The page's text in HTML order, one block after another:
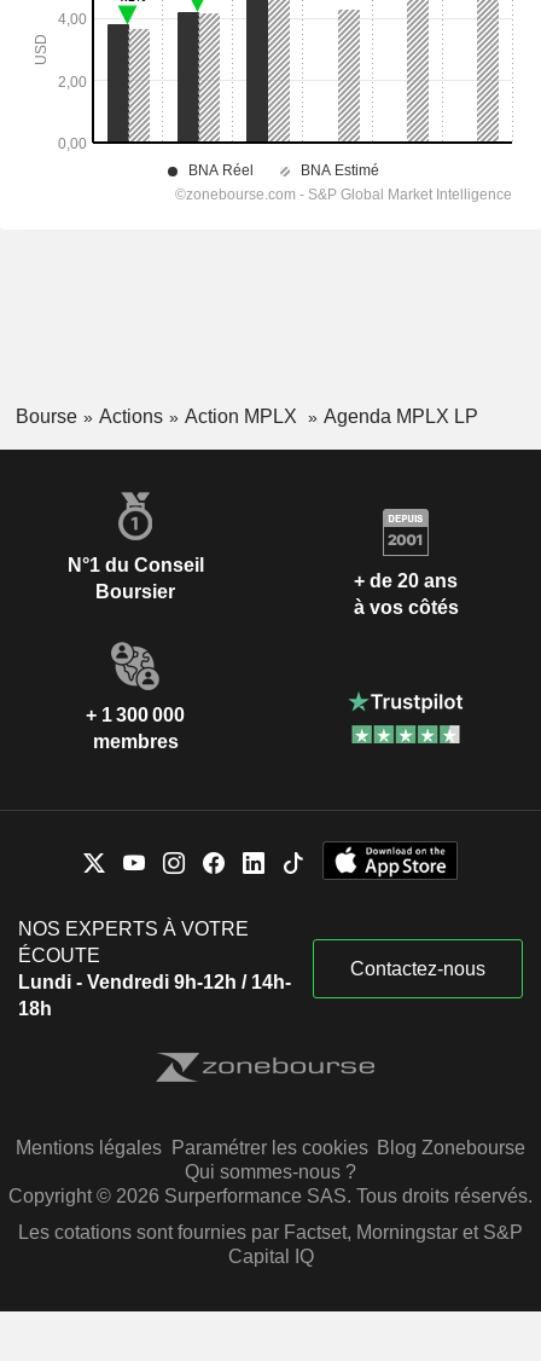
Bourse Actions Action MPLX Agenda MPLX LP
N°1 du Conseil
Boursier
+ de 20 ans
à vos côtés
+ 1 300 000
membres
NOS EXPERTS À VOTRE
ÉCOUTE
Lundi - Vendredi 9h-12h / 14h-
18h
Contactez-nous
Mentions légales Paramétrer les cookies Blog Zonebourse
Qui sommes-nous ?
Copyright © 2026 Surperformance SAS. Tous droits réservés.
Les cotations sont fournies par Factset, Morningstar et S&P
Capital IQ